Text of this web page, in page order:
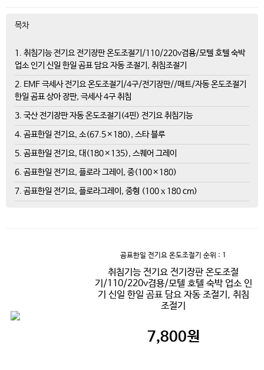
목차
1. 취침기능 전기요 전기장판 온도조절기/110/220v겸용/모텔 호텔 숙박
업소 인기 신일 한일 곰표 담요 자동 조절기, 취침조절기
2. EMF 극세사 전기요 온도조절기/4구/전기장판//매트/자동 온도조절기
한일 곰표 상아 장판, 극세사 4구 취침
3. 국산 전기장판 자동 온도조절기(4핀) 전기요 취침기능
4. 곰표한일 전기요, 소(67.5×180), 스타 블루
5. 곰표한일 전기요, 대(180×135), 스퀘어 그레이
6. 곰표한일 전기요, 플로라 그레이, 중(100×180)
7. 곰표한일 전기요, 플로라그레이, 중형 (100 x 180 cm)
곰표한일 전기요 온도조절기 순위 : 1
취침기능 전기요 전기장판 온도조절
기/110/220v겸용/모텔 호텔 숙박 업소 인
기 신일 한일 곰표 담요 자동 조절기, 취침
조절기
7,800원